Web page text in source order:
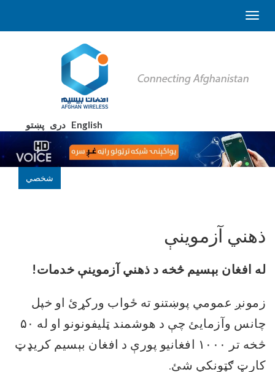
English دری پښتو
شخصي
ذهني آزموینې
له افغان بېسیم څخه د ذهني آزموینې خدمات!
زمونږ عمومي پوښتنو ته ځواب ورکړئ او خپل
چانس وآزمایئ چې د هوشمند ټلیفونونو او له ۵۰
څخه تر ۱۰۰۰ افغانیو پورې د افغان بېسیم کریډټ
کارټ ګټونکي شئ.